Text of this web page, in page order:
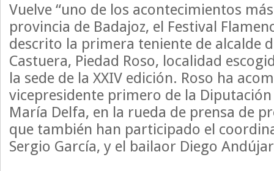
Vuelve “uno de los acontecimientos
provincia de Badajoz, el Festival
descrito la primera teniente de alcalde
Castuera, Piedad Roso, localidad
la sede de la XXIV edición. Roso ha
vicepresidente primero de la Diputación
María Delfa, en la rueda de prensa de
que también han participado el
Sergio García, y el bailaor Diego